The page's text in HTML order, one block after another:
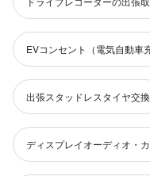
EVコンセント（電気自動車
出張スタッドレスタイヤ交換
ディスプレイオーディオ・